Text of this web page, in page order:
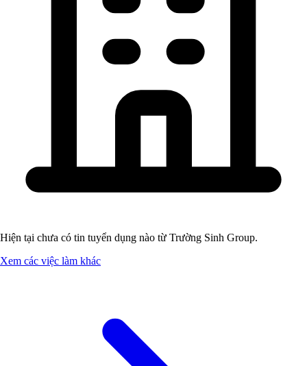
Hiện tại chưa có tin tuyển dụng nào từ Trường Sinh Group.
Xem các việc làm khác